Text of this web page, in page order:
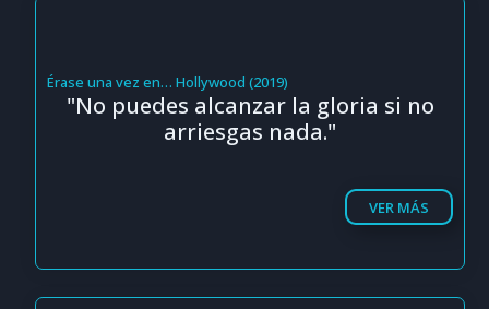
Érase una vez en… Hollywood (2019)
"No puedes alcanzar la gloria si no
arriesgas nada."
VER MÁS